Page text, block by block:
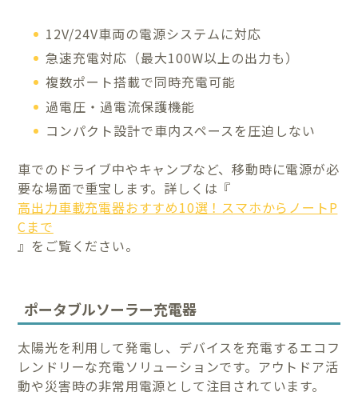
12V/24V車両の電源システムに対応
急速充電対応（最大100W以上の出力も）
複数ポート搭載で同時充電可能
過電圧・過電流保護機能
コンパクト設計で車内スペースを圧迫しない
車でのドライブ中やキャンプなど、移動時に電源が必
要な場面で重宝します。詳しくは『
高出力車載充電器おすすめ10選！スマホからノートP
Cまで
』をご覧ください。
ポータブルソーラー充電器
太陽光を利用して発電し、デバイスを充電するエコフ
レンドリーな充電ソリューションです。アウトドア活
動や災害時の非常用電源として注目されています。